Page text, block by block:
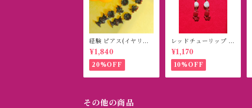
経験 ピアス(イヤリン
グ)
¥1,840
20%OFF
レッドチューリップ イ
ヤリング(ピアス)
¥1,170
10%OFF
その他の商品